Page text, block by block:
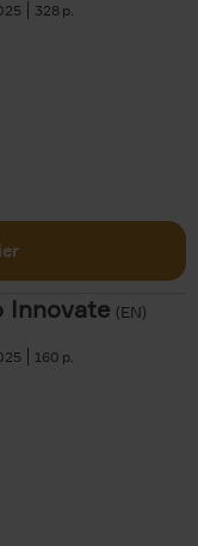
328
Innovate (EN)
160